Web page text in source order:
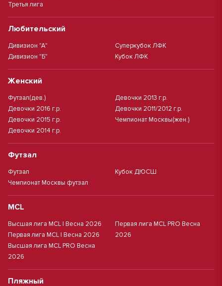
Третья лига
Любительский
Дивизион "А"
Дивизион "Б"
Суперкубок ЛФК
Кубок ЛФК
Женский
Футзал(дев.)
Девочки 2016 г.р.
Девочки 2015 г.р.
Девочки 2014 г.р.
Девочки 2013 г.р.
Девочки 2011/2012 г.р.
Чемпионат Москвы(жен.)
Футзал
Футзал
Чемпионат Москвы футзал
Кубок ДЮСШ
MCL
Высшая лига MCL | Весна 2026
Первая лига MCL | Весна 2026
Высшая лига MCL PRO Весна
2026
Первая лига MCL PRO Весна
2026
Пляжный